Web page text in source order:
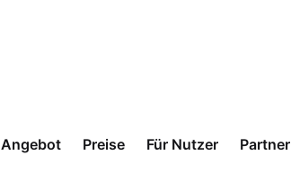
Angebot Preise Für Nutzer Partner